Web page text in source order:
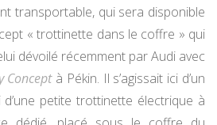
transportable, qui sera disponible
« trottinette dans le coffre » qui
dévoilé récemment par Audi avec
Conceptà Pékin. Il s’agissait ici d’un
petite trottinette électrique à